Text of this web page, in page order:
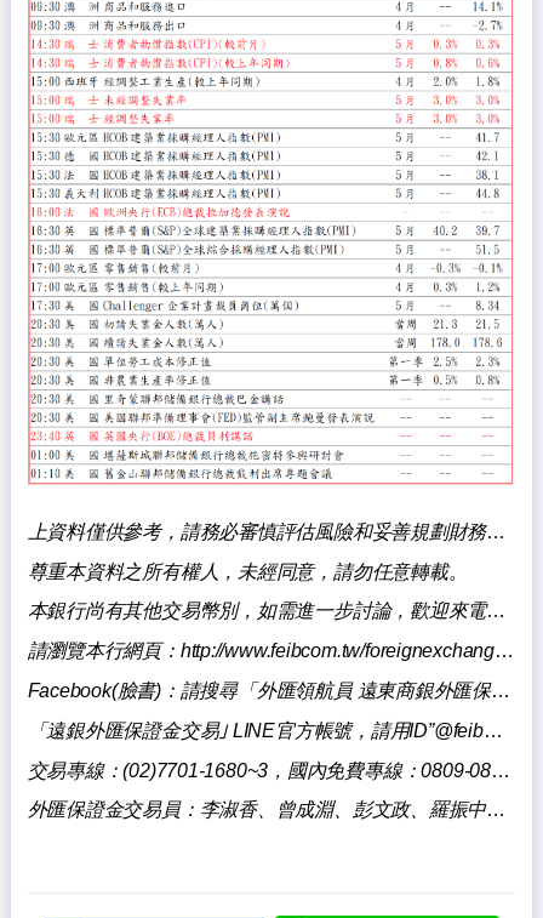
上資料僅供參考，請務必審慎評估風險和妥善規劃財務，本銀行不負擔盈虧之法律責任。
尊重本資料之所有權人，未經同意，請勿任意轉載。
本銀行尚有其他交易幣別，如需進一步討論，歡迎來電洽詢。
請瀏覽本行網頁： http://www.feibcom.tw/foreignexchange/index.aspxq
Facebook(臉書)：請搜尋「 外匯領航員 遠東商銀外匯保證金交易」
「遠銀外匯保證金交易｣ LINE官方帳號，請用ID”@feibmargintrading”搜尋加入。
交易專線：(02)7701-1680~3，國內免費專線：0809-085818。
外匯保證金交易員：李淑香、曾成淵、彭文政、羅振中、陳壯華、陳泓宇。